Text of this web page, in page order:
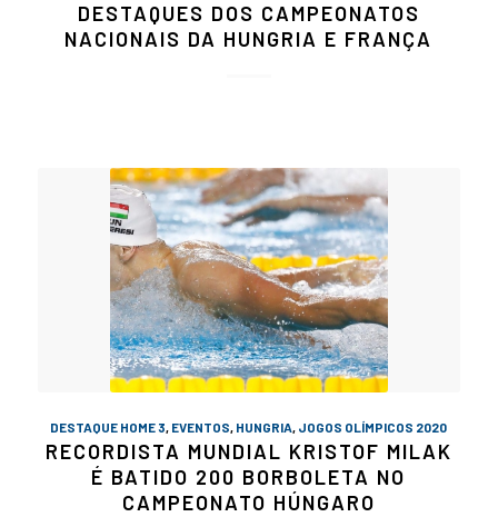
DESTAQUES DOS CAMPEONATOS
NACIONAIS DA HUNGRIA E FRANÇA
DESTAQUE HOME 3, EVENTOS, HUNGRIA, JOGOS OLÍMPICOS 2020
RECORDISTA MUNDIAL KRISTOF MILAK
É BATIDO 200 BORBOLETA NO
CAMPEONATO HÚNGARO